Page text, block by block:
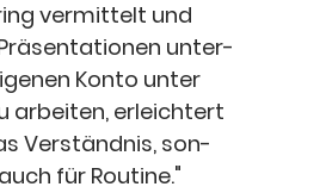
ver­mit­telt und
unter­
Kon­to unter
arbei­ten, erleich­tert
Ver­ständ­nis, son­
für Routine."